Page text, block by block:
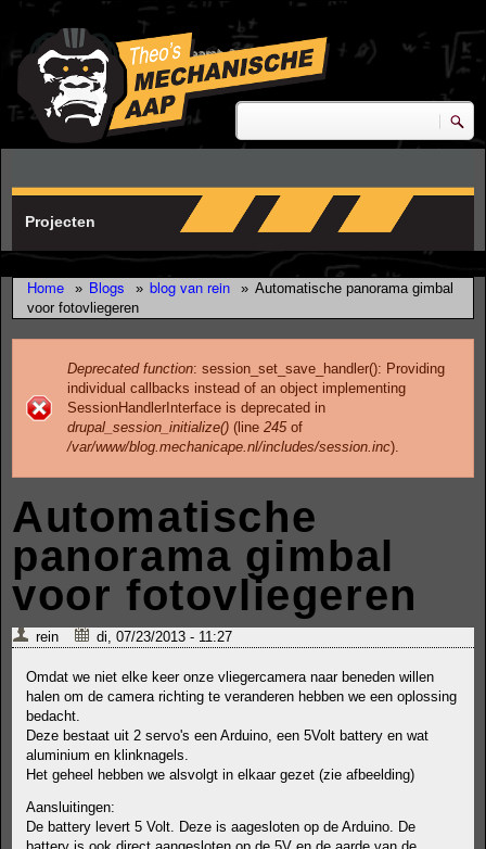
Skip to main content
research & development
Zoeken
Projecten
Home » Blogs » blog van rein » Automatische panorama gimbal
voor fotovliegeren
Error message
Deprecated function: session_set_save_handler(): Providing
individual callbacks instead of an object implementing
SessionHandlerInterface is deprecated in
drupal_session_initialize() (line 245of
/var/www/blog.mechanicape.nl/includes/session.inc).
Automatische
panorama gimbal
voor fotovliegeren
rein di, 07/23/2013 - 11:27
Omdat we niet elke keer onze vliegercamera naar beneden willen
halen om de camera richting te veranderen hebben we een oplossing
bedacht.
Deze bestaat uit 2 servo's een Arduino, een 5Volt battery en wat
aluminium en klinknagels.
Het geheel hebben we alsvolgt in elkaar gezet (zie afbeelding)
Aansluitingen:
De battery levert 5 Volt. Deze is aagesloten op de Arduino. De